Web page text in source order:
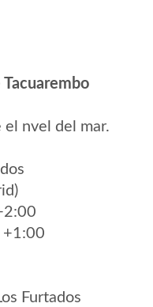
nvel del mar.
+1:00
Furtados